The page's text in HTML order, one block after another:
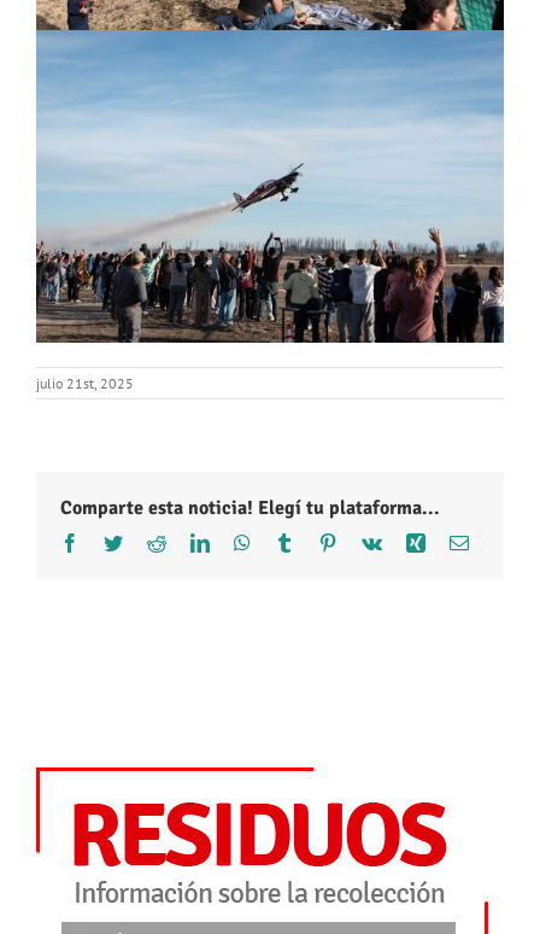
julio 21st, 2025
Comparte esta noticia! Elegí tu plataforma...
Facebook
TwitterRedditLinkedInWhatsApp
Tumblr Pinterest
Vk Xing Correo